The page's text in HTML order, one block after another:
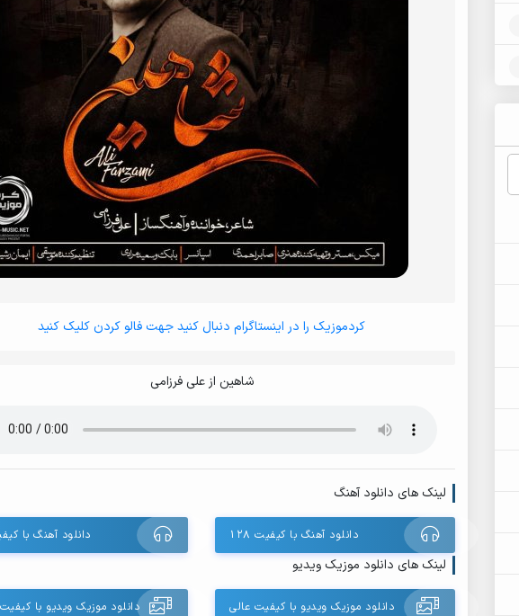
کردموزیک را در اینستاگرام دنبال کنید جهت فالو کردن کلیک کنید
شاهین از علی فرزامی
لینک های دانلود آهنگ
دانلود آهنگ با کیفیت ۱۲۸ دانلود آهنگ با
لینک های دانلود موزیک ویدیو
دانلود موزیک ویدیو با کیفیت عالی دانلود موزیک ویدیو با